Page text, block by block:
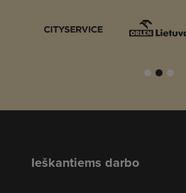
Ieškantiems darbo